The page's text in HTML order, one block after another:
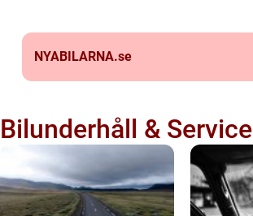
NYABILARNA.se
Bilunderhåll & Service